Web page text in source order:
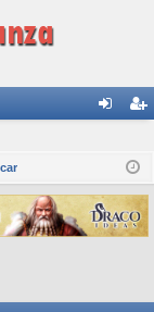
fic
ar
ist
ra
rs